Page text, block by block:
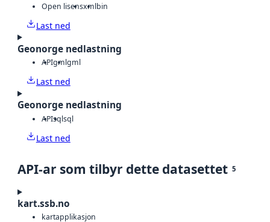
Open lisensxmlbin
Last ned
Geonorge nedlastning
APIgmlgml
Last ned
Geonorge nedlastning
APIsqlsql
Last ned
API-ar som tilbyr dette datasettet 5
kart.ssb.no
kartapplikasjon